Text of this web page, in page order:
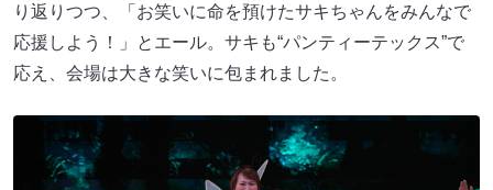
り返りつつ、「お笑いに命を預けたサキちゃんをみんなで
応援しよう！」とエール。サキも“パンティーテックス”で
応え、会場は大きな笑いに包まれました。